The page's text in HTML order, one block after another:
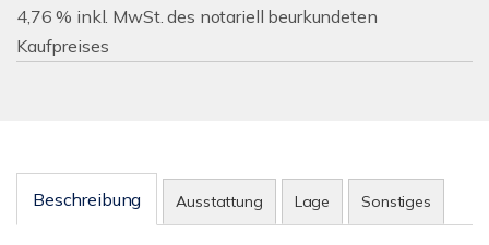
4,76 % inkl. MwSt. des notariell beurkundeten
Kaufpreises
Beschreibung Ausstattung Lage Sonstiges